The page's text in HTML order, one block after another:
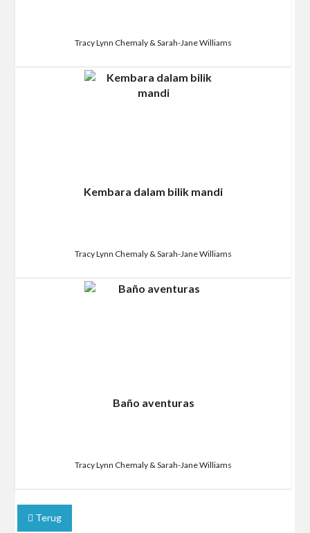
Tracy Lynn Chemaly & Sarah-Jane Williams
Kembara dalam bilik mandi
Tracy Lynn Chemaly & Sarah-Jane Williams
Baño aventuras
Tracy Lynn Chemaly & Sarah-Jane Williams
Terug